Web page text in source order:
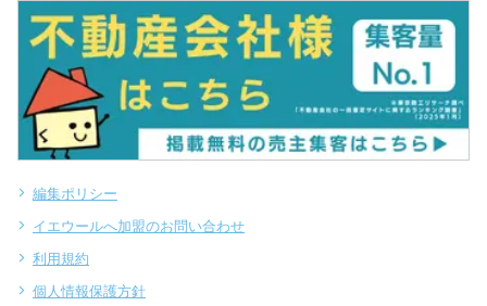
編集ポリシー
イエウールへ加盟のお問い合わせ
利用規約
個人情報保護方針